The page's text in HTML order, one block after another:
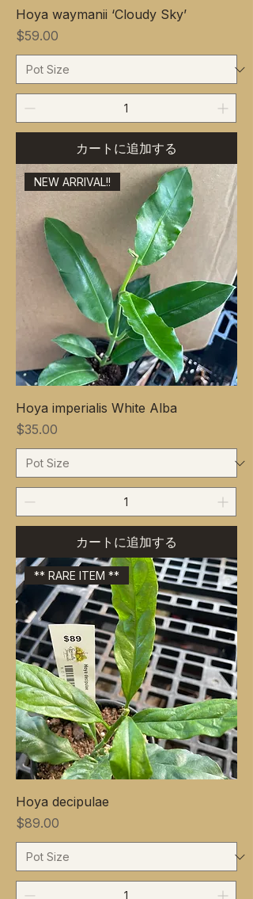
Hoya waymanii ‘Cloudy Sky’
価格
$59.00
カートに追加する
NEW ARRIVAL!!
Hoya imperialis White Alba
価格
$35.00
カートに追加する
** RARE ITEM **
Hoya decipulae
価格
$89.00